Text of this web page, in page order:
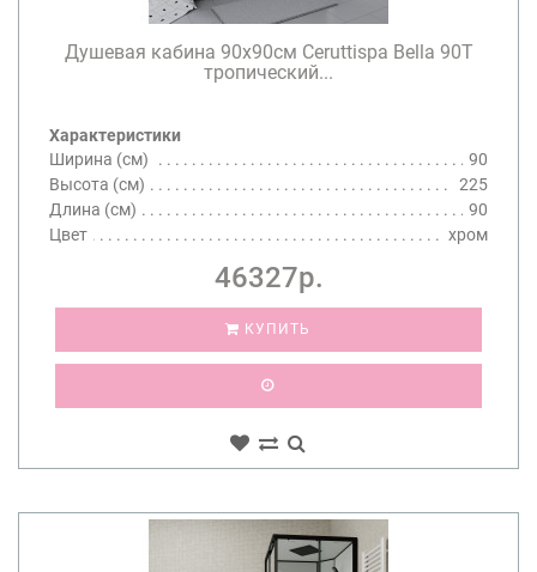
Душевая кабина 90х90см Ceruttispa Bella 90T
тропический...
Характеристики
Ширина (см)
90
Высота (см)
225
Длина (см)
90
Цвет
хром
46327р.
КУПИТЬ